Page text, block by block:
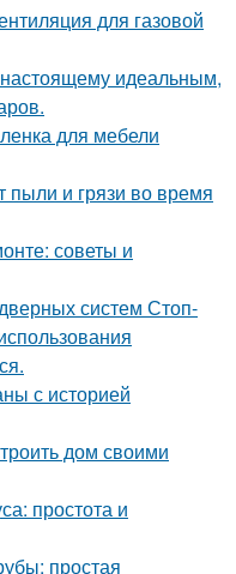
для газовой
идеальным,
для мебели
пыли и грязи во время
советы и
систем Стоп-
с историей
дом своими
простота и
простая